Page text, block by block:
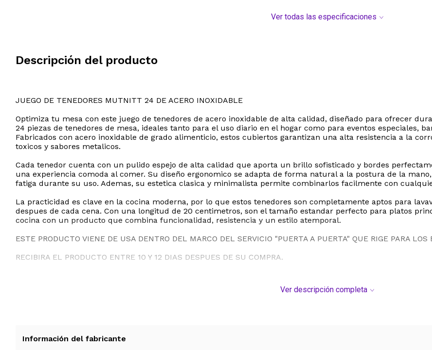
Ver todas las especificaciones
Descripción del producto
JUEGO DE TENEDORES MUTNITT 24 DE ACERO INOXIDABLE
Optimiza tu mesa con este juego de tenedores de acero inoxidable de alta calidad, diseñado para ofrecer
24 piezas de tenedores de mesa, ideales tanto para el uso diario en el hogar como para eventos especiales,
Fabricados con acero inoxidable de grado alimenticio, estos cubiertos garantizan una alta resistencia a la
toxicos y sabores metalicos.
Cada tenedor cuenta con un pulido espejo de alta calidad que aporta un brillo sofisticado y bordes
una experiencia comoda al comer. Su diseño ergonomico se adapta de forma natural a la postura de la
fatiga durante su uso. Ademas, su estetica clasica y minimalista permite combinarlos facilmente con
La practicidad es clave en la cocina moderna, por lo que estos tenedores son completamente aptos para
despues de cada cena. Con una longitud de 20 centimetros, son el tamaño estandar perfecto para platos
cocina con un producto que combina funcionalidad, resistencia y un estilo atemporal.
ESTE PRODUCTO VIENE DE USA DENTRO DEL MARCO DEL SERVICIO "PUERTA A PUERTA" QUE RIGE PARA
RECIBIRA EL PRODUCTO ENTRE 10 Y 12 DIAS DESPUES DE SU COMPRA.
Ver descripción completa
Información del fabricante